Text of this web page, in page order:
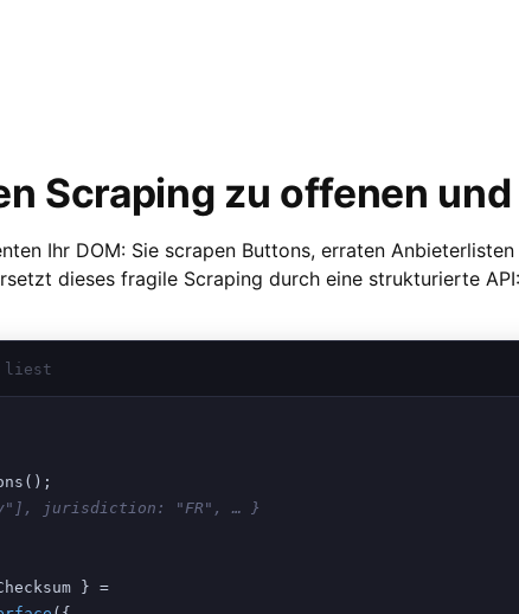
Scraping zu offenen
Ihr DOM: Sie scrapen Buttons, erraten
dieses fragile Scraping durch eine strukturierte
liest
jurisdiction: "FR", … }
} =